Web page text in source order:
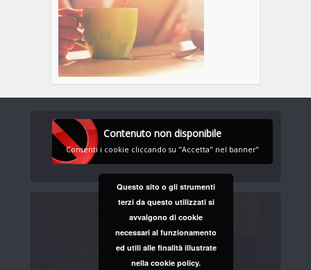
Contenuto non disponibile
Consenti i cookie cliccando su "Accetta" nel banner"
Questo sito o gli strumenti
terzi da questo utilizzati si
avvalgono di cookie
necessari al funzionamento
ed utili alle finalità illustrate
nella cookie policy.